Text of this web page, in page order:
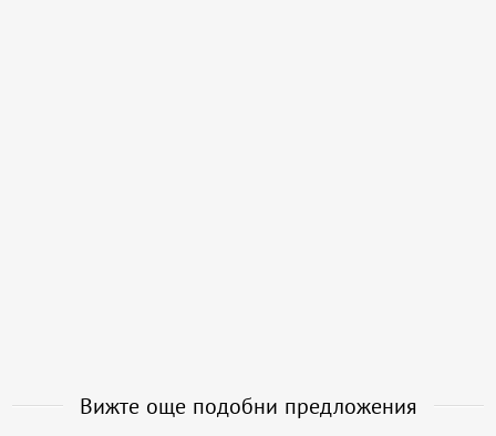
Вижте още подобни предложения